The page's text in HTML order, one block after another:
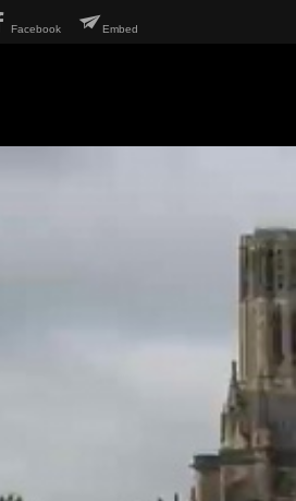
Facebook Embed